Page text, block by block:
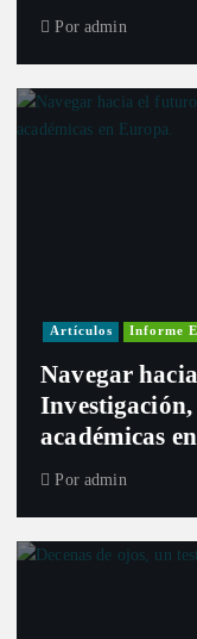
Por admin
Artículos Informe
Navegar
Investigación,
académicas
Por admin